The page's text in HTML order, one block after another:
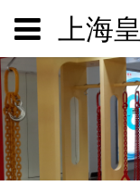
上海